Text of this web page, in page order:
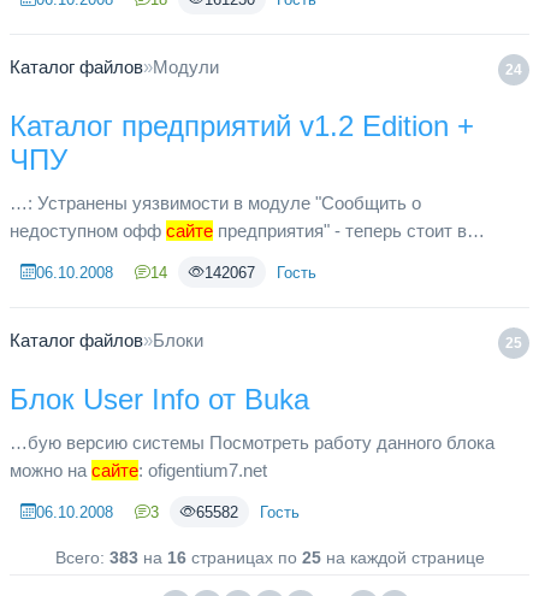
совсем сырой, так что вы исп...
24
Каталог файлов»Модули
Каталог предприятий v1.2 Edition +
ЧПУ
…: Устранены уязвимости в модуле "Сообщить о
недоступном офф сайте предприятия" - теперь стоит в
Подключена премодерация Доб...
06.10.2008 14 142067 Гость
25
Каталог файлов»Блоки
Блок User Info от Buka
…бую версию системы Посмотреть работу данного блока
можно на сайте: ofigentium7.net
06.10.2008 3 65582 Гость
Всего: 383на 16страницах по 25на каждой странице